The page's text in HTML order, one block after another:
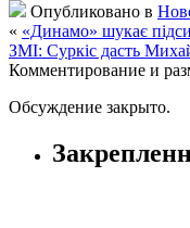
Опубликовано в
« «Динамо» шукає
ЗМІ: Суркіс дасть
Комментирование и
Обсуждение закрыто.